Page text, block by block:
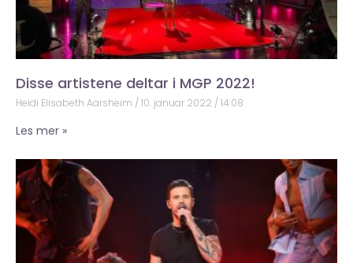
Disse artistene deltar i MGP 2022!
Heidi Elisabeth Aarsheim 10. januar 2022 14:08
Les mer »